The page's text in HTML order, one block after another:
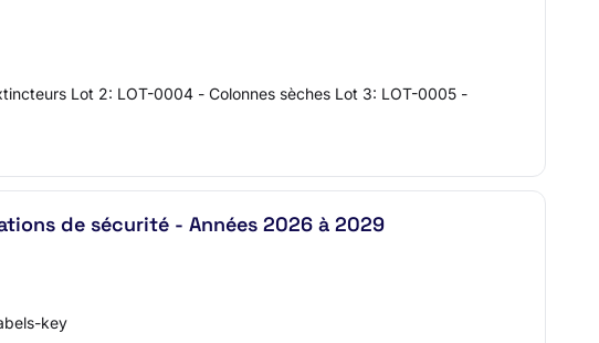
Lot 2: LOT-0004 - Colonnes sèches Lot 3: LOT-0005 -
de sécurité - Années 2026 à 2029
key